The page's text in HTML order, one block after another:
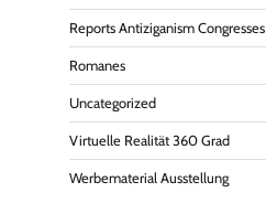
Reports Antiziganism Congresses
Romanes
Uncategorized
Virtuelle Realität 360 Grad
Werbematerial Ausstellung